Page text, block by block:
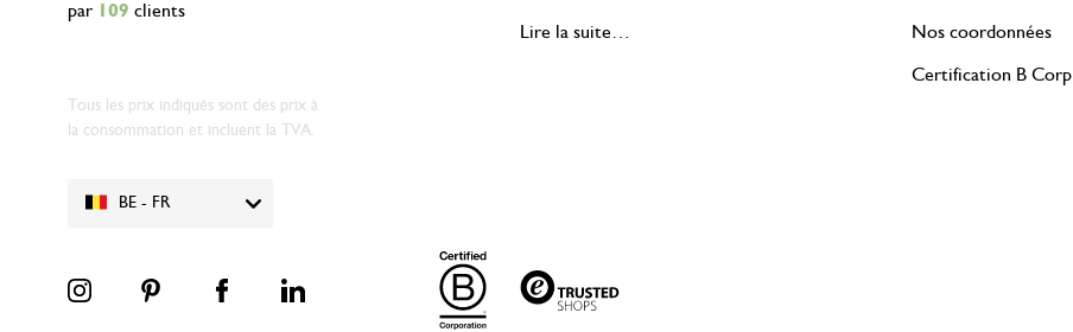
BE - FR
par
109 clients
Tous les prix indiqués sont des prix à
la consommation et incluent la TVA.
Lire la suite… Nos coordonnées
Certification B Corp